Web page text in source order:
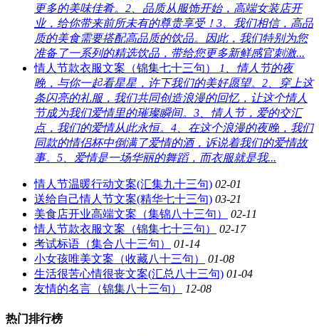
更多的美味佳肴。2、品质从服饰开始，高端女装店开
业，给你带来前所未有的尊贵享受！3、我们相信，高品
质的美食需要搭配高品质的饮品。因此，我们特别为您
准备了一系列的精选饮品，带给您更多新鲜感官刺激...
情人节款衣服文案（锦集七十三句）
1、情人节的夜
晚，与你一起看星星，许下我们的美好愿望。2、穿上这
条闪亮的礼服，我们共同创造浪漫的回忆，让这个情人
节成为我们爱情里的璀璨瞬间。3、情人节，爱的交汇
点，我们的爱情从此永恒。4、在这个浪漫的夜晚，我们
同款的情侣杯中倒满了爱情的酒，诉说着我们的爱情故
事。5、爱情是一场华丽的舞蹈，而衣服就是我...
情人节温暖行动文案(汇集九十三句) 02-01
送给自己情人节文案(精华七十三句) 03-21
美食店开业高端文案（集锦八十三句）
02-11
情人节款衣服文案（锦集七十三句）
02-17
考试标语（集合八十三句）
01-14
小女孩唯美文案（收藏八十三句）
01-08
生活很苦心情很丧文案(汇总八十三句) 01-04
友情的名言（锦集八十三句）
12-08
热门排行榜